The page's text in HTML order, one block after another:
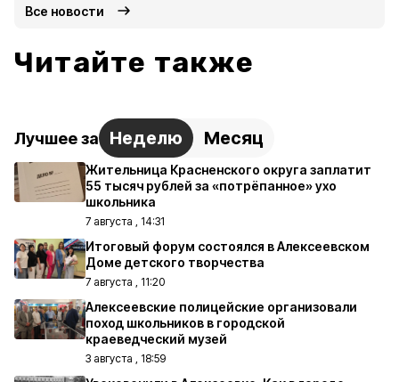
Все новости
Читайте также
Лучшее за Неделю Месяц
Жительница Красненского округа заплатит
55 тысяч рублей за «потрёпанное» ухо
школьника
7 августа , 14:31
Итоговый форум состоялся в Алексеевском
Доме детского творчества
7 августа , 11:20
Алексеевские полицейские организовали
поход школьников в городской
краеведческий музей
3 августа , 18:59